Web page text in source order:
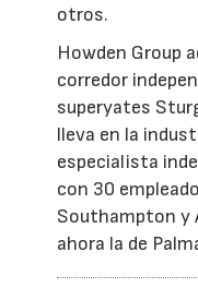
otros.
Howden Group
corredor
superyates
lleva en la
especialista
con 30
Southampton y
ahora la de